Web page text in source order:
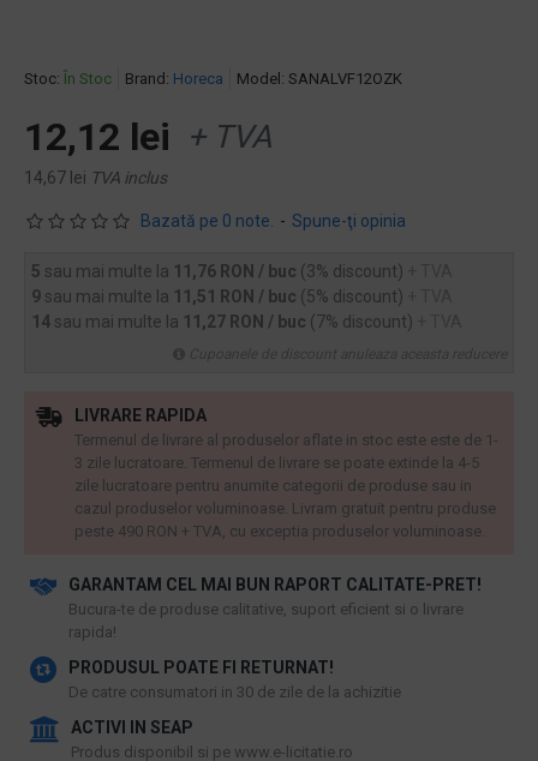
Stoc: În Stoc Brand: Horeca Model: SANALVF12OZK
Bazată pe 0 note. - Spune-ţi opinia
12,12 lei + TVA
14,67 lei TVA inclus
5 sau mai multe la 11,76 RON / buc (3% discount)
9 sau mai multe la 11,51 RON / buc (5% discount)
14 sau mai multe la 11,27 RON / buc (7% discount)
GARANTAM CEL MAI BUN RAPORT CALITATE-PRET!
​Bucura-te de produse calitative, suport eficient si o livrare
rapida!
PRODUSUL POATE FI RETURNAT!
De catre consumatori in 30 de zile de la achizitie
ACTIVI IN SEAP
Produs disponibil si pe www.e-licitatie.ro
LIVRARE RAPIDA
Termenul de livrare al produselor aflate in stoc este este de 1-
3 zile lucratoare. Termenul de livrare se poate extinde la 4-5
zile lucratoare pentru anumite categorii de produse sau in
cazul produselor voluminoase. Livram gratuit pentru produse
peste 490 RON + TVA, cu exceptia produselor voluminoase.